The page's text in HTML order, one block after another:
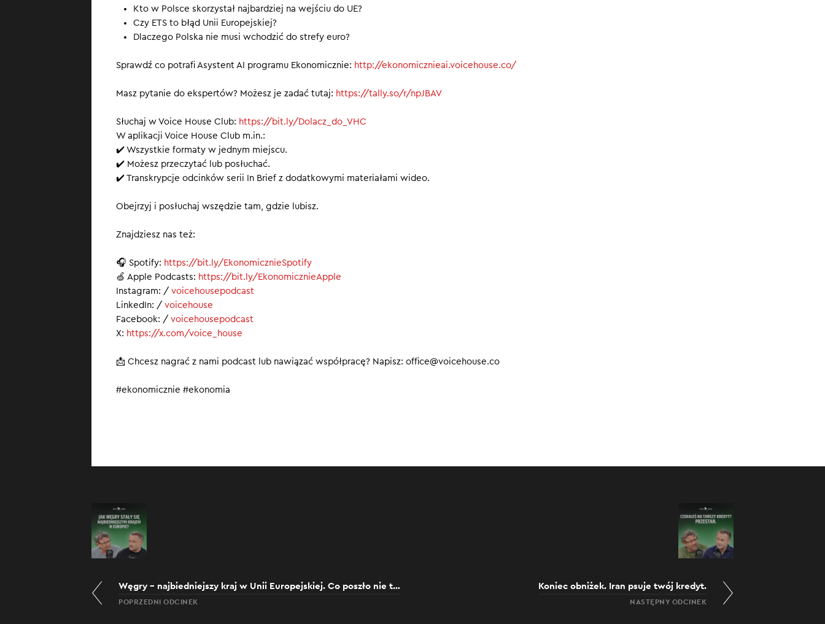
SUBSKRYBUJ, by nie przegapić kolejnych odcinków.
Sprawdź co potrafi Asystent AI programu Ekonomicznie:
Kto w Polsce skorzystał najbardziej na wejściu do UE?
Czy ETS to błąd Unii Europejskiej?
Dlaczego Polska nie musi wchodzić do strefy euro?
Sprawdź co potrafi Asystent AI programu Ekonomicznie: http://ekonomicznieai.voicehouse.co/
Masz pytanie do ekspertów? Możesz je zadać tutaj: https://tally.so/r/npJBAV
Słuchaj w Voice House Club: https://bit.ly/Dolacz_do_VHC
W aplikacji Voice House Club m.in.:
✔️ Wszystkie formaty w jednym miejscu.
✔️ Możesz przeczytać lub posłuchać.
✔️ Transkrypcje odcinków serii In Brief z dodatkowymi materiałami wideo.
Obejrzyj i posłuchaj wszędzie tam, gdzie lubisz.
Znajdziesz nas też:
🎧 Spotify: https://bit.ly/EkonomicznieSpotify
🍏 Apple Podcasts: https://bit.ly/EkonomicznieApple
Instagram: / voicehousepodcast
LinkedIn: / voicehouse
Facebook: / voicehousepodcast
X: https://x.com/voice_house
📩 Chcesz nagrać z nami podcast lub nawiązać współpracę? Napisz: office@voicehouse.co
#ekonomicznie #ekonomia
Węgry – najbiedniejszy kraj w Unii Europejskiej. Co poszło nie tak?
POPRZEDNI ODCINEK
Koniec obniżek. Iran psuje twój kredyt.
NASTĘPNY ODCINEK